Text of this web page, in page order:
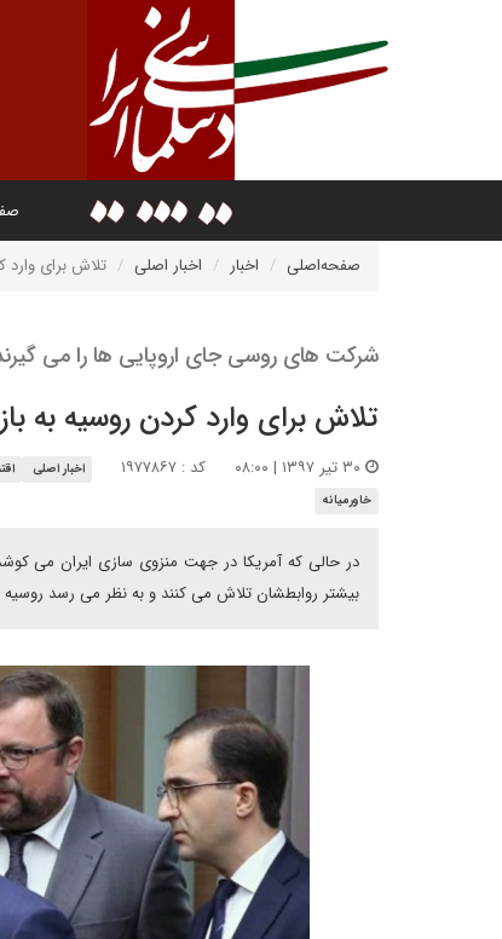
صفحه‌اصلی اخبار اخبار اصلی تلاش برای وارد
شرکت های روسی جای اروپایی ها را می
تلاش برای وارد کردن روسیه به
کد : ۱۹۷۷۸۶۷ اخبار اصلی
خاورمیانه
در حالی که آمریکا در جهت منزوی سازی ایران می
بیشتر روابطشان تلاش می کنند و به نظر می رسد روسیه قصد دارد با سرمایه گذاری ۵۰ میلیارد دلاری